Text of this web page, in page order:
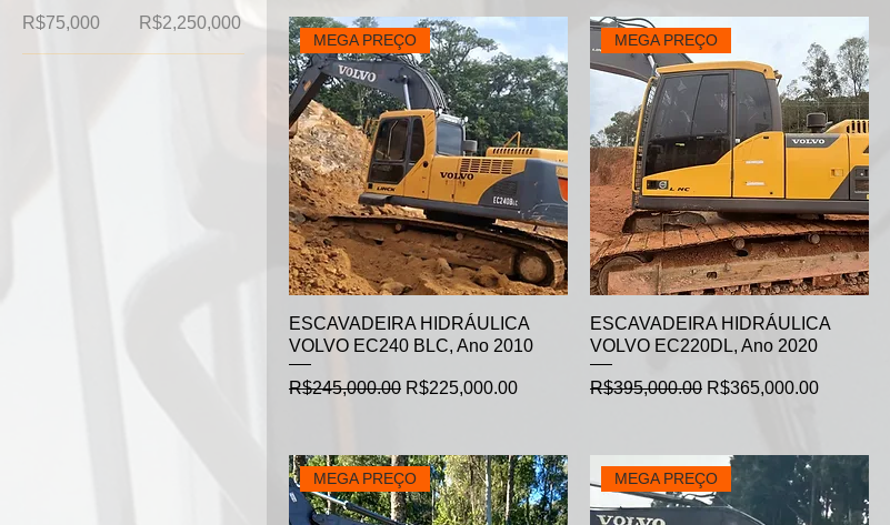
R$75,000 R$2,250,000
MEGA PREÇO
ESCAVADEIRA HIDRÁULICA
VOLVO EC240 BLC, Ano 2010
Regular Price
R$245,000.00 Sale Price
R$225,000.00
MEGA PREÇO
ESCAVADEIRA HIDRÁULICA
VOLVO EC220DL, Ano 2020
Regular Price
R$395,000.00 Sale Price
R$365,000.00
MEGA PREÇO MEGA PREÇO